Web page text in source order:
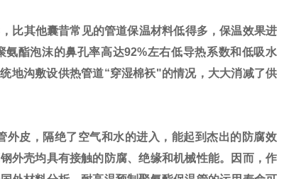
比其他囊昔常见的管道保温材料低得多，保温效果进
酯泡沫的鼻孔率高达92%左右低导热系数和低吸水
地沟敷设供热管道“穿湿棉袄"的情况，大大消减了供
皮，隔绝了空气和水的进入，能起到杰出的防腐效
外壳均具有接触的防腐、绝缘和机械性能。因而，作